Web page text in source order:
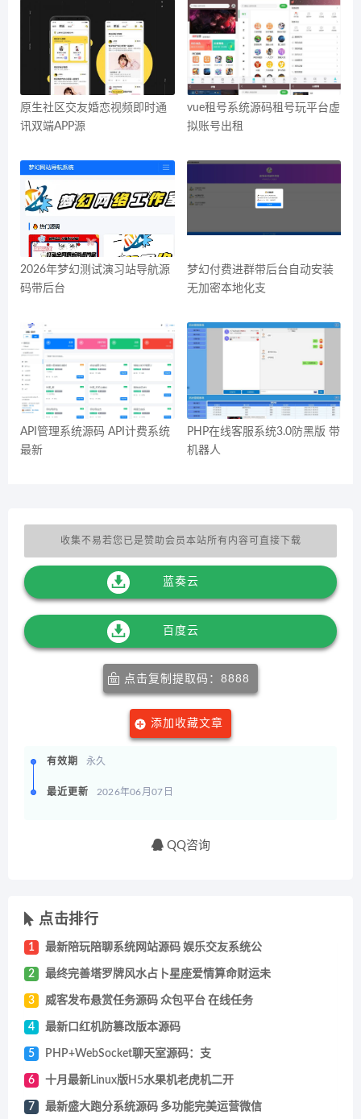
原生社区交友婚恋视频即时通
讯双端APP源
vue租号系统源码租号玩平台虚
拟账号出租
2026年梦幻测试演习站导航源
码带后台
梦幻付费进群带后台自动安装
无加密本地化支
API管理系统源码 API计费系统
最新
PHP在线客服系统3.0防黑版 带
机器人
收集不易若您已是赞助会员本站所有内容可直接下载
蓝奏云
百度云
点击复制提取码：8888
添加收藏文章
有效期 永久
最近更新 2026年06月07日
QQ咨询
点击排行
1 最新陪玩陪聊系统网站源码 娱乐交友系统公
2 最终完善塔罗牌风水占卜星座爱情算命财运未
3 威客发布悬赏任务源码 众包平台 在线任务
4 最新口红机防篡改版本源码
5 PHP+WebSocket聊天室源码：支
6 十月最新Linux版H5水果机老虎机二开
7 最新盛大跑分系统源码 多功能完美运营微信